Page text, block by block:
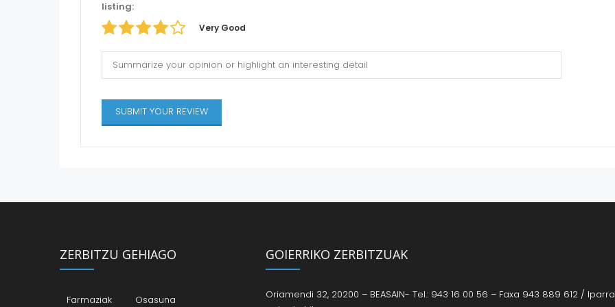
listing:
Very Good
ZERBITZU GEHIAGO
Farmaziak Osasuna
GOIERRIKO ZERBITZUAK
Oriamendi 32, 20200 – BEASAIN- Tel.: 943 16 00 56 – Faxa 943 889 612 /